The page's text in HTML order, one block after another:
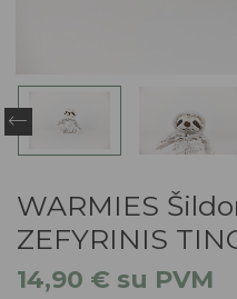
WARMIES
ZEFYRINIS
14,90 € su PVM